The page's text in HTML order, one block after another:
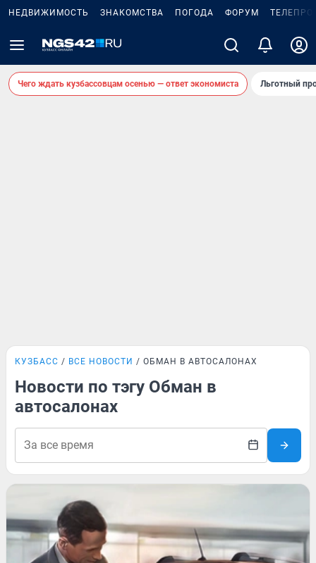
НЕДВИЖИМОСТЬ ЗНАКОМСТВА ПОГОДА ФОРУМ
Чего ждать кузбассовцам осенью — ответ экономиста Льготный
КУЗБАСС ВСЕ НОВОСТИ ОБМАН В АВТОСАЛОНАХ
Новости по тэгу Обман в
автосалонах